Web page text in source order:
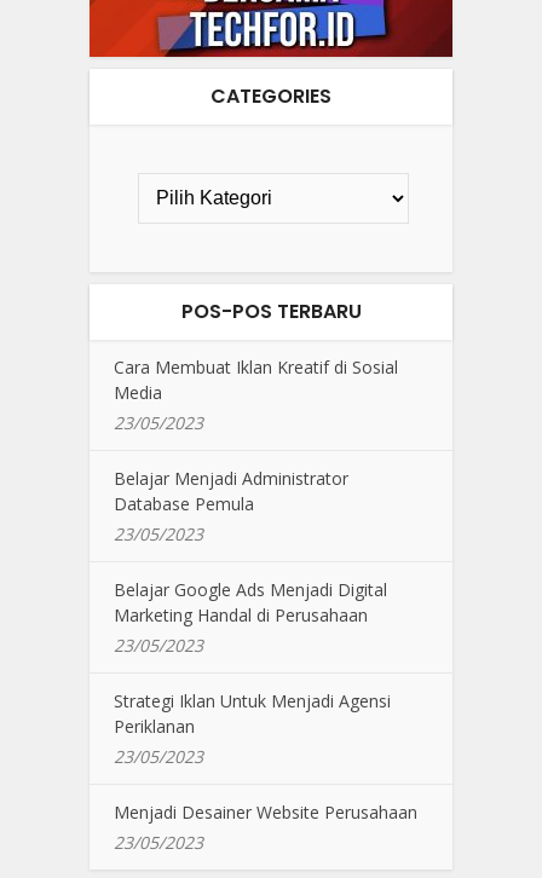
CATEGORIES
POS-POS TERBARU
Cara Membuat Iklan Kreatif di Sosial
Media
23/05/2023
Belajar Menjadi Administrator
Database Pemula
23/05/2023
Belajar Google Ads Menjadi Digital
Marketing Handal di Perusahaan
23/05/2023
Strategi Iklan Untuk Menjadi Agensi
Periklanan
23/05/2023
Menjadi Desainer Website Perusahaan
23/05/2023